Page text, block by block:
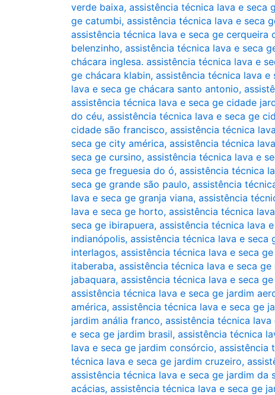
verde baixa, assistência técnica lava e seca
ge catumbi, assistência técnica lava e seca
assistência técnica lava e seca ge cerqueira
belenzinho, assistência técnica lava e seca
chácara inglesa. assistência técnica lava e
ge chácara klabin, assistência técnica lava e
lava e seca ge chácara santo antonio,
assistência técnica lava e seca ge cidade
do céu, assistência técnica lava e seca ge
cidade são francisco, assistência técnica
seca ge city américa, assistência técnica
seca ge cursino, assistência técnica lava e
seca ge freguesia do ó, assistência técnica
seca ge grande são paulo, assistência
lava e seca ge granja viana, assistência
lava e seca ge horto, assistência técnica
seca ge ibirapuera, assistência técnica lava
indianópolis, assistência técnica lava e seca
interlagos, assistência técnica lava e seca
itaberaba, assistência técnica lava e seca
jabaquara, assistência técnica lava e seca ge
assistência técnica lava e seca ge jardim
américa, assistência técnica lava e seca ge
jardim anália franco, assistência técnica
e seca ge jardim brasil, assistência técnica
lava e seca ge jardim consórcio, assistência
técnica lava e seca ge jardim cruzeiro,
assistência técnica lava e seca ge jardim da
acácias, assistência técnica lava e seca ge